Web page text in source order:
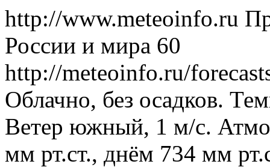
http://www.meteoinfo.ru
России и мира 60
http://meteoinfo.ru/
Облачно, без осадков.
Ветер южный, 1 м/с.
мм рт.ст., днём 734 мм